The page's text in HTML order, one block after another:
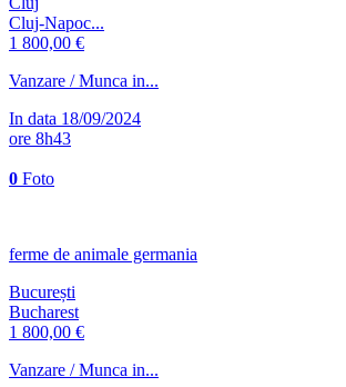
Cluj-Napoc...
1 800,00 €
Vanzare / Munca in...
In data 18/09/2024
ore 8h43
0 Foto
ferme de animale germania
București
Bucharest
1 800,00 €
Vanzare / Munca in...